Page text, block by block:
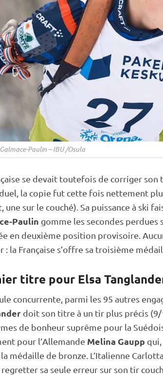
Paulin –IBU/Osula
se devait toutefois de corriger
la copie fut cette fois nettement
, une sur le couché). Sa puissance à ski
Paulin gomme les secondes perdues
en deuxième position provisoire.
: la Française s’offre sa troisième
titre pour Elsa
concurrente, parmi les 95 autres
doit son titre à un tir plus précis (9/
de bonheur suprême pour la
pour l’Allemande Melina Gaupp
médaille de bronze. L’Italienne
sa seule erreur sur son tir